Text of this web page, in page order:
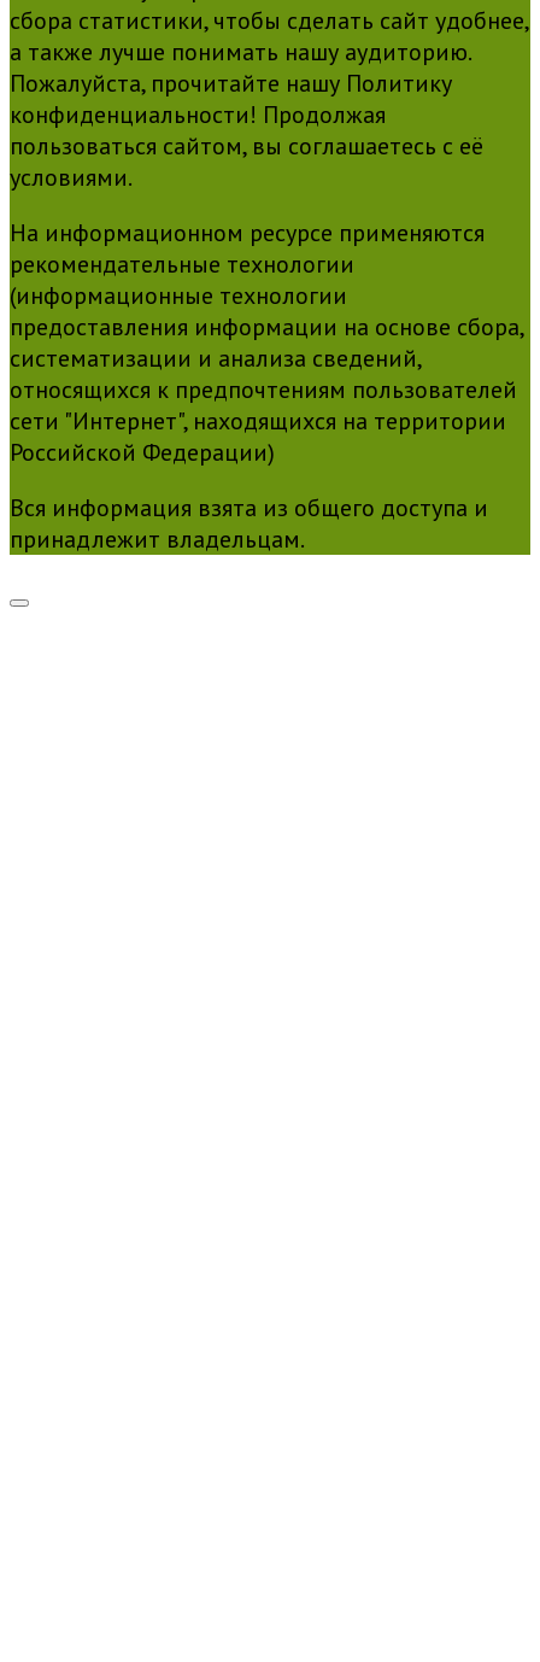
сбора статистики, чтобы сделать сайт удобнее,
а также лучше понимать нашу аудиторию.
Пожалуйста, прочитайте нашу Политику
конфиденциальности! Продолжая
пользоваться сайтом, вы соглашаетесь с её
условиями.
На информационном ресурсе применяются
рекомендательные технологии
(информационные технологии
предоставления информации на основе сбора,
систематизации и анализа сведений,
относящихся к предпочтениям пользователей
сети "Интернет", находящихся на территории
Российской Федерации)
Вся информация взята из общего доступа и
принадлежит владельцам.